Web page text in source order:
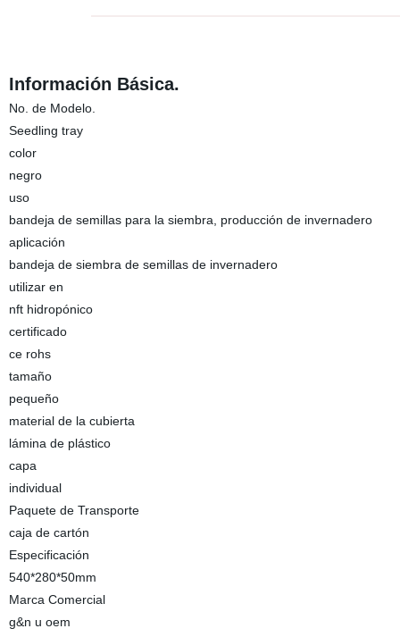
Información Básica.
No. de Modelo.
Seedling tray
color
negro
uso
bandeja de semillas para la siembra, producción de invernadero
aplicación
bandeja de siembra de semillas de invernadero
utilizar en
nft hidropónico
certificado
ce rohs
tamaño
pequeño
material de la cubierta
lámina de plástico
capa
individual
Paquete de Transporte
caja de cartón
Especificación
540*280*50mm
Marca Comercial
g&n u oem